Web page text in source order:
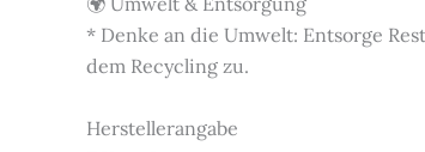
* Denke an die Umwelt: Entsorge
dem Recycling zu.
Herstellerangabe